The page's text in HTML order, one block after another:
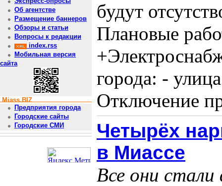
Об агентстве
Размещение баннеров
Обзоры и статьи
Вопросы к редакции
index.rss
Мобильная версия
сайта
Miass.BIZ
Предприятия города
Городские сайты
Городские СМИ
будут
Плановые
города: -
Отключение
Четырёх
в Миассе
Все они стали